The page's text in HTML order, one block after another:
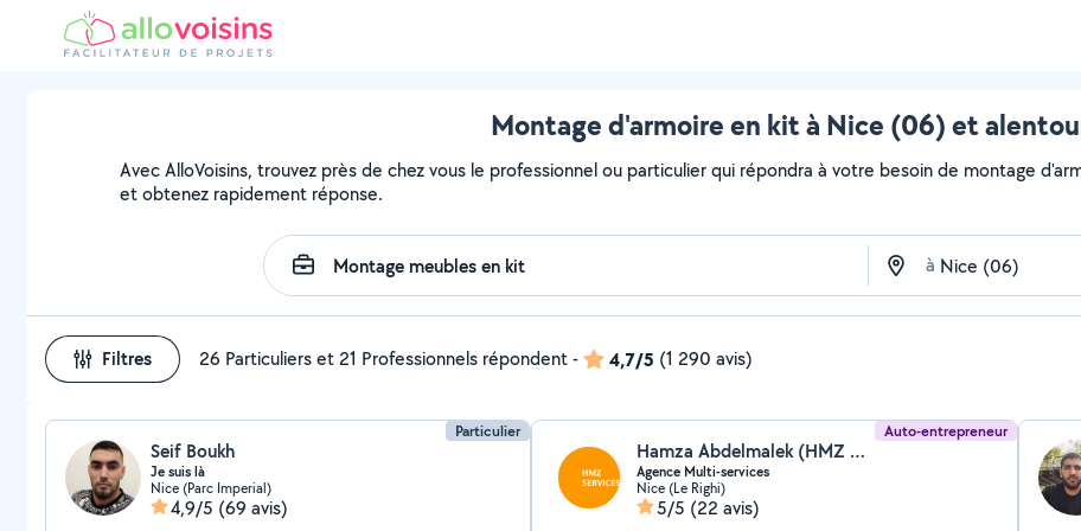
Montage d'armoire en kit à Nice (06) et
Avec AlloVoisins, trouvez près de chez vous le professionnel ou particulier qui répondra à votre besoin de montage
et obtenez rapidement réponse.
à
Filtres 26 Particuliers et 21 Professionnels répondent- 4,7/5 (1 290 avis)
Particulier
Seif Boukh
Je suis là
Nice (Parc Imperial)
4,9/5 (69 avis)
Auto-entrepreneur
Hamza Abdelmalek (HMZ SERVICES)
Agence Multi-services
Nice (Le Righi)
5/5 (22 avis)